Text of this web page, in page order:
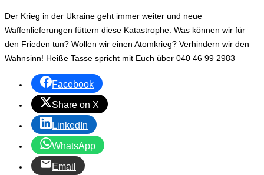
Der Krieg in der Ukraine geht immer weiter und neue
Waffenlieferungen füttern diese Katastrophe. Was können wir für
den Frieden tun? Wollen wir einen Atomkrieg? Verhindern wir den
Wahnsinn! Heiße Tasse spricht mit Euch über 040 46 99 2983
Facebook
Share on X
LinkedIn
WhatsApp
Email